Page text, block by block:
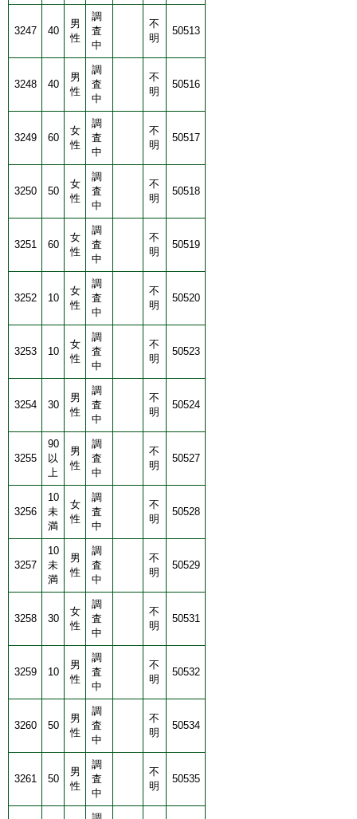
3247 40
男
性
調
査
中
不
明
50513
3248 40
男
性
調
査
中
不
明
50516
3249 60
女
性
調
査
中
不
明
50517
3250 50
女
性
調
査
中
不
明
50518
3251 60
女
性
調
査
中
不
明
50519
3252 10
女
性
調
査
中
不
明
50520
3253 10
女
性
調
査
中
不
明
50523
3254 30
男
性
調
査
中
不
明
50524
3255
90
以
上
男
性
調
査
中
不
明
50527
3256
10
未
満
女
性
調
査
中
不
明
50528
3257
10
未
満
男
性
調
査
中
不
明
50529
3258 30
女
性
調
査
中
不
明
50531
3259 10
男
性
調
査
中
不
明
50532
3260 50
男
性
調
査
中
不
明
50534
3261 50
男
性
調
査
中
不
明
50535